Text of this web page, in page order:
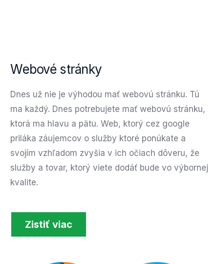
Webové stránky
Dnes už nie je výhodou mať webovú stránku. Tú
ma každý. Dnes potrebujete mať webovú stránku,
ktorá ma hlavu a pätu. Web, ktorý cez google
priláka záujemcov o služby ktoré ponúkate a
svojím vzhľadom zvyšia v ich očiach dôveru, že
služby a tovar, ktorý viete dodáť bude vo výbornej
kvalite.
Zistiť viac